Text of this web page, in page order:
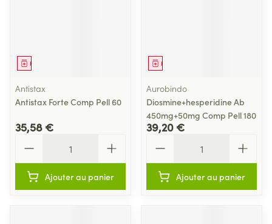
Médicament
Antistax
Antistax Forte Comp Pell 60
35,58 €
Ajouter au panier
Médicament
Aurobindo
Diosmine+hesperidine Ab
450mg+50mg Comp Pell 180
39,20 €
Ajouter au panier